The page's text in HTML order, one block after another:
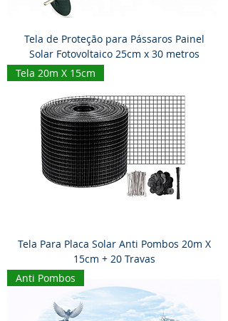
Tela de Proteção para Pássaros Painel
Solar Fotovoltaico 25cm x 30 metros
Tela 20m X 15cm
Tela Para Placa Solar Anti Pombos 20m X
15cm + 20 Travas
Anti Pombos